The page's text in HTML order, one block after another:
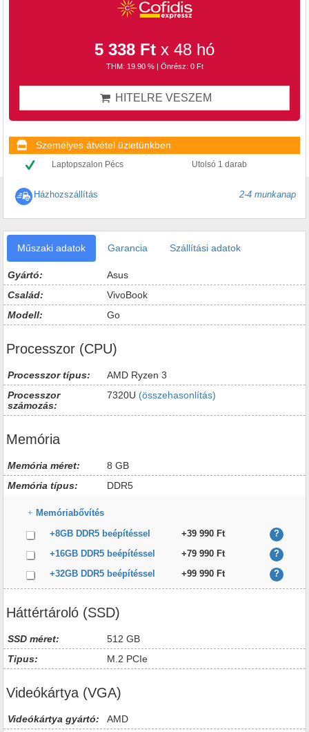
5 338 Ft x 48 hó
THM: 19.90 % | Önrész: 0 Ft
HITELRE VESZEM
Személyes átvétel üzletünkben
Laptopszalon Pécs Utolsó 1 darab
Házhozszállítás 2-4 munkanap
Műszaki adatok Garancia Szállítási adatok
Gyártó:
Asus
Család:
VivoBook
Modell:
Go
Processzor (CPU)
Processzor típus:
AMD Ryzen 3
Processzor
számozás:
7320U (összehasonlítás)
Memória
Memória méret:
8 GB
Memória típus:
DDR5
Memóriabővítés
+8GB DDR5 beépítéssel
+39 990 Ft
?
+16GB DDR5 beépítéssel
+79 990 Ft
?
+32GB DDR5 beépítéssel
+99 990 Ft ?
Háttértároló (SSD)
SSD méret:
512 GB
Tipus:
M.2 PCIe
Videókártya (VGA)
Videókártya gyártó: AMD